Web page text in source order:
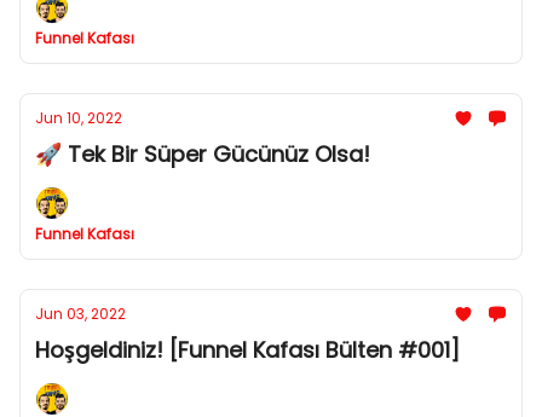
Funnel Kafası
Jun 10, 2022
🚀 Tek Bir Süper Gücünüz Olsa!
Funnel Kafası
Jun 03, 2022
Hoşgeldiniz! [Funnel Kafası Bülten #001]